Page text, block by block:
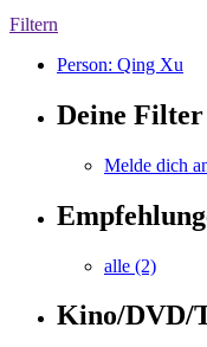
Filtern
Person: Qing Xu
Deine Filter
Melde dich
alle (2)
Kino/DVD/